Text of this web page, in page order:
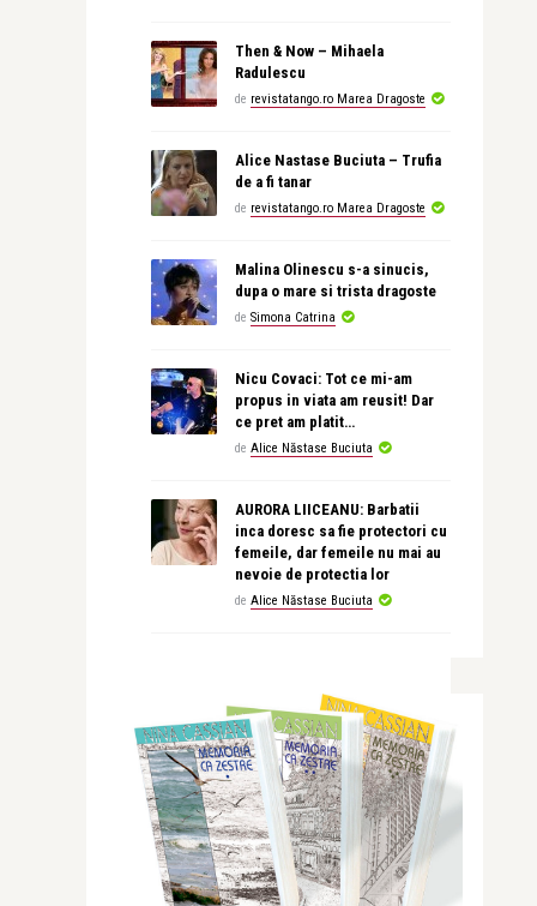
Then & Now – Mihaela
Radulescu
de revistatango.ro Marea Dragoste
Alice Nastase Buciuta – Trufia
de a fi tanar
de revistatango.ro Marea Dragoste
Malina Olinescu s-a sinucis,
dupa o mare si trista dragoste
de Simona Catrina
Nicu Covaci: Tot ce mi-am
propus in viata am reusit! Dar
ce pret am platit…
de Alice Năstase Buciuta
AURORA LIICEANU: Barbatii
inca doresc sa fie protectori cu
femeile, dar femeile nu mai au
nevoie de protectia lor
de Alice Năstase Buciuta